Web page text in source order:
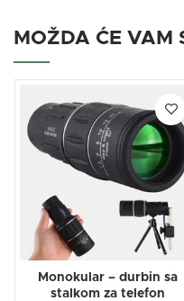
MOŽDA ĆE VAM
Monokular – durbin sa
stalkom za telefon